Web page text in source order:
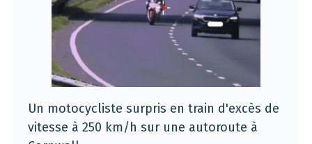
Un motocycliste surpris en train d'excès de
vitesse à 250 km/h sur une autoroute à